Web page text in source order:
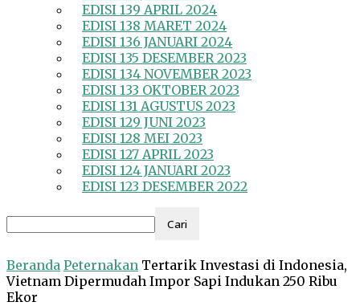
EDISI 139 APRIL 2024
EDISI 138 MARET 2024
EDISI 136 JANUARI 2024
EDISI 135 DESEMBER 2023
EDISI 134 NOVEMBER 2023
EDISI 133 OKTOBER 2023
EDISI 131 AGUSTUS 2023
EDISI 129 JUNI 2023
EDISI 128 MEI 2023
EDISI 127 APRIL 2023
EDISI 124 JANUARI 2023
EDISI 123 DESEMBER 2022
Beranda Peternakan Tertarik Investasi di Indonesia,
Vietnam Dipermudah Impor Sapi Indukan 250 Ribu
Ekor